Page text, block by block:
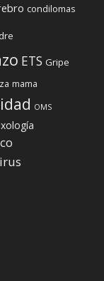
condilomas
ETS Gripe
mama
OMS